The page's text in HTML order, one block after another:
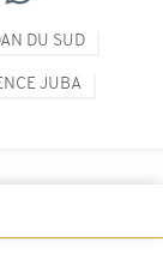
DU SUD
JUBA